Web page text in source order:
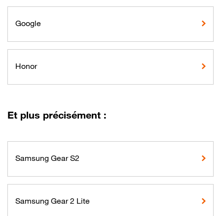
Google
Honor
Et plus précisément :
Samsung Gear S2
Samsung Gear 2 Lite